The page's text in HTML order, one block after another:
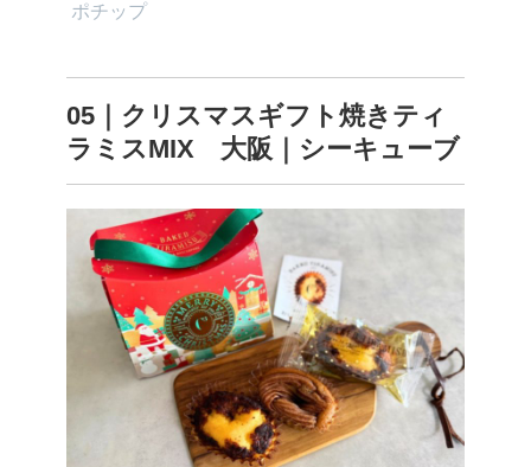
ポチップ
05｜クリスマスギフト焼きティ
ラミスMIX 大阪｜シーキューブ